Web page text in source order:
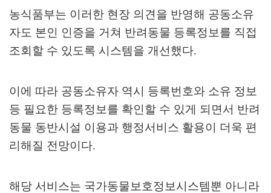
농식품부는 이러한 현장 의견을 반영해 공동소유
자도 본인 인증을 거쳐 반려동물 등록정보를 직접
조회할 수 있도록 시스템을 개선했다.
이에 따라 공동소유자 역시 등록번호와 소유 정보
등 필요한 등록정보를 확인할 수 있게 되면서 반려
동물 동반시설 이용과 행정서비스 활용이 더욱 편
리해질 전망이다.
해당 서비스는 국가동물보호정보시스템뿐 아니라